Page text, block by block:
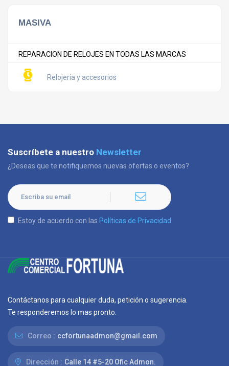
MASIVA
REPARACION DE RELOJES EN TODAS LAS MARCAS
Relojería y accesorios
Suscríbete a nuestro Newsletter
¿Deseas que te notifiquemos nuevas ofertas o eventos?
Estoy de acuerdo con las Políticas de Privacidad
Contáctanos para cualquier duda, petición o sugerencia.
Te responderemos lo mas pronto.
Correo : ccfortunaadmon@gmail.com
Dirección : Calle 14 #5-20 Ofic Admon.